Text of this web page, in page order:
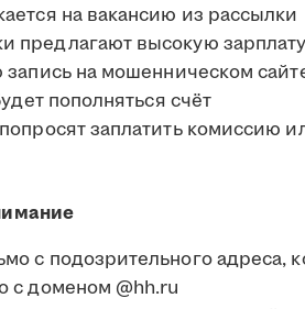
на вакансию из рассылки
предлагают высокую
запись на мошенническом
пополняться счёт
заплатить комиссию
с подозрительного адреса,
с доменом @hh.ru